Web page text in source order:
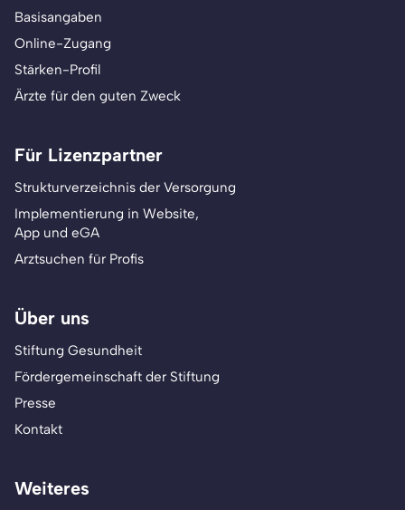
Basisangaben
Online-Zugang
Stärken-Profil
Ärzte für den guten Zweck
Für Lizenzpartner
Strukturverzeichnis der Versorgung
Implementierung in Website,
App und eGA
Arztsuchen für Profis
Über uns
Stiftung Gesundheit
Fördergemeinschaft der Stiftung
Presse
Kontakt
Weiteres